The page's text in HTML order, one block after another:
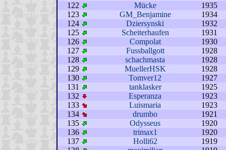
122
Mücke
1935
123
GM_Benjamine
1934
124
Dziersynski
1932
125
Scheiterhaufen
1931
126
Compolat
1930
127
Fussballgott
1928
128
schachmasta
1928
129
MuellerHSK
1928
130
Tomver12
1927
131
tanklasker
1925
132
Esperanza
1923
133
Luismaria
1923
134
drumbo
1921
135
Odysseus
1920
136
trimax1
1920
137
Holli62
1919